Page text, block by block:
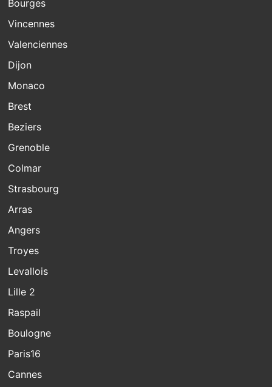
Bourges
Vincennes
Valenciennes
Dijon
Monaco
Brest
Beziers
Grenoble
Colmar
Strasbourg
Arras
Angers
Troyes
Levallois
Lille 2
Raspail
Boulogne
Paris16
Cannes